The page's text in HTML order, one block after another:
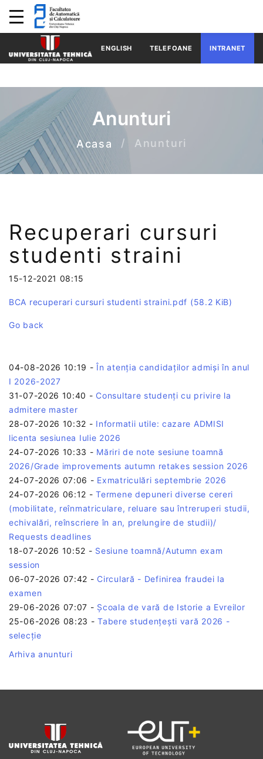
ENGLISH TELEFOANE INTRANET
Anunturi
Acasa Anunturi
Recuperari cursuri
studenti straini
15-12-2021 08:15
BCA recuperari cursuri studenti straini.pdf (58.2 KiB)
Go back
04-08-2026 10:19 -În atenția candidaților admiși în anul
I 2026-2027
31-07-2026 10:40 - Consultare studenți cu privire la
admitere master
28-07-2026 10:32 - Informatii utile: cazare ADMISI
licenta sesiunea Iulie 2026
24-07-2026 10:33 - Măriri de note sesiune toamnă
2026/Grade improvements autumn retakes session 2026
24-07-2026 07:06 - Exmatriculări septembrie 2026
24-07-2026 06:12 -Termene depuneri diverse cereri
(mobilitate, reînmatriculare, reluare sau întreruperi studii,
echivalări, reînscriere în an, prelungire de studii)/
Requests deadlines
18-07-2026 10:52 - Sesiune toamnă/Autumn exam
session
06-07-2026 07:42 - Circulară - Definirea fraudei la
examen
29-06-2026 07:07 - Școala de vară de Istorie a Evreilor
25-06-2026 08:23 -Tabere studențești vară 2026 -
selecție
Arhiva anunturi